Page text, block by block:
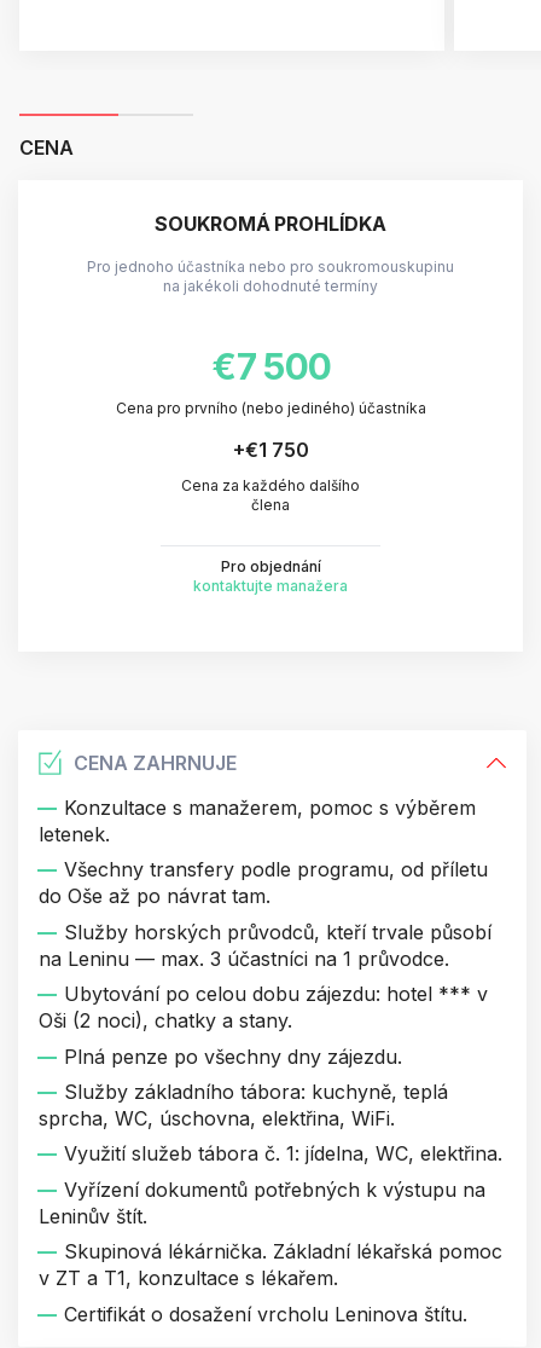
CENA
SOUKROMÁ PROHLÍDKA
Pro jednoho účastníka nebo pro soukromouskupinu
na jakékoli dohodnuté termíny
€7 500
Cena pro prvního (nebo jediného) účastníka
+€1 750
Cena za každého dalšího
člena
Pro objednání
kontaktujte manažera
CENA ZAHRNUJE
Konzultace s manažerem, pomoc s výběrem
letenek.
Všechny transfery podle programu, od příletu
do Oše až po návrat tam.
Služby horských průvodců, kteří trvale působí
na Leninu — max. 3 účastníci na 1 průvodce.
Ubytování po celou dobu zájezdu: hotel *** v
Oši (2 noci), chatky a stany.
Plná penze po všechny dny zájezdu.
Služby základního tábora: kuchyně, teplá
sprcha, WC, úschovna, elektřina, WiFi.
Využití služeb tábora č. 1: jídelna, WC, elektřina.
Vyřízení dokumentů potřebných k výstupu na
Leninův štít.
Skupinová lékárnička. Základní lékařská pomoc
v ZT a T1, konzultace s lékařem.
Certifikát o dosažení vrcholu Leninova štítu.